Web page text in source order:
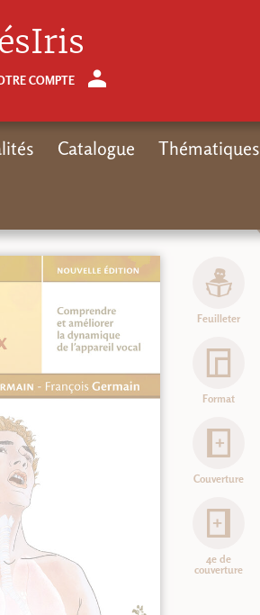
Feuilleter
Format
Couverture
4e de
couverture
COMPTE
Catalogue Thématiques